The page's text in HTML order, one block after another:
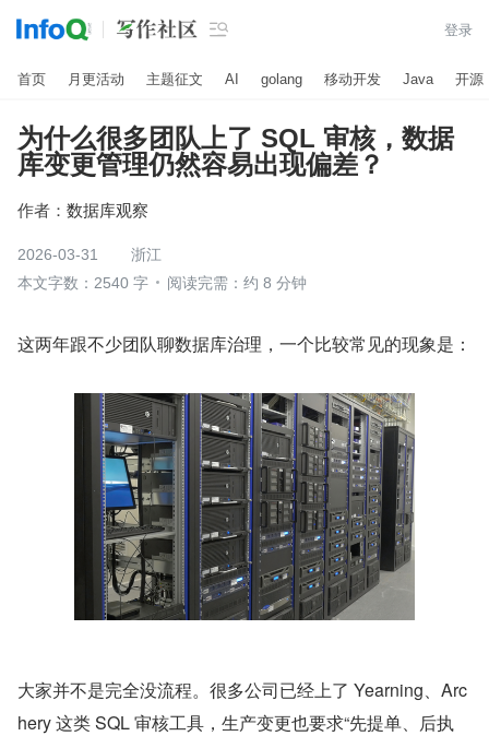
 登录
首页 月更活动 主题征文 AI golang 移动开发 Java 开源
为什么很多团队上了 SQL 审核，数据
库变更管理仍然容易出现偏差？
作者： 数据库观察
2026-03-31
浙江
本文字数：2540 字
阅读完需：约 8 分钟
这两年跟不少团队聊数据库治理，一个比较常见的现象是：
大家并不是完全没流程。很多公司已经上了 Yearning、Arc
hery 这类 SQL 审核工具，生产变更也要求“先提单、后执